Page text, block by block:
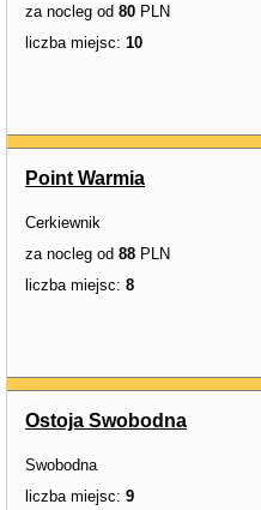
za nocleg od 80 PLN
liczba miejsc: 10
Point Warmia
Cerkiewnik
za nocleg od 88 PLN
liczba miejsc: 8
Ostoja Swobodna
Swobodna
liczba miejsc: 9